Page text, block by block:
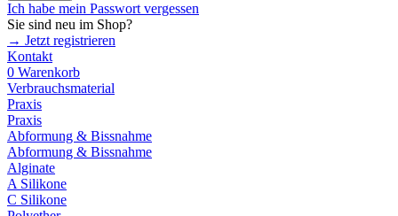
Ich habe mein Passwort vergessen
Sie sind neu im Shop?
→ Jetzt registrieren
Kontakt
0 Warenkorb
Verbrauchsmaterial
Praxis
Praxis
Abformung & Bissnahme
Abformung & Bissnahme
Alginate
A Silikone
C Silikone